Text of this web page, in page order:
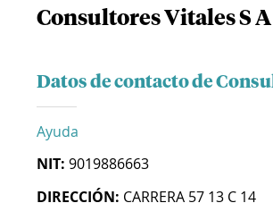
Consultores Vitales S A
Datos de contacto de
Ayuda
NIT: 9019886663
DIRECCIÓN: CARRERA 57 13 C 14